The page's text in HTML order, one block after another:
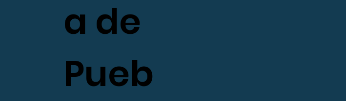
a de
Pueb